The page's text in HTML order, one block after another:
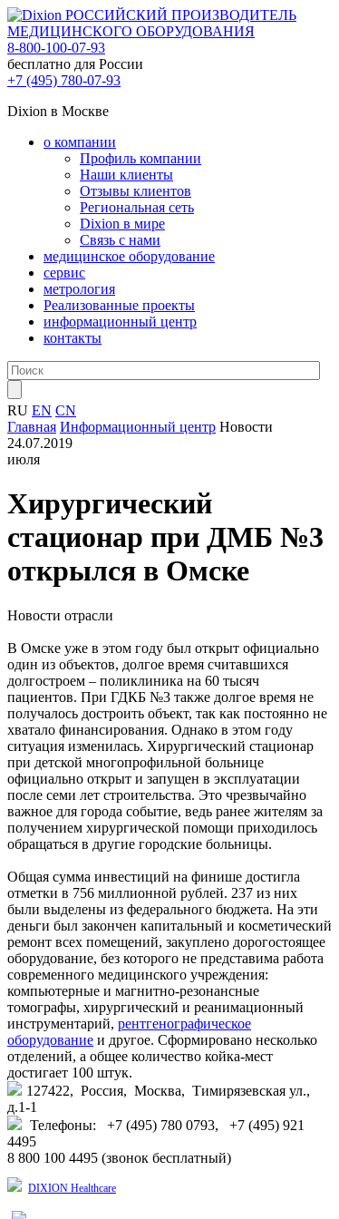
РОССИЙСКИЙ ПРОИЗВОДИТЕЛЬ
МЕДИЦИНСКОГО ОБОРУДОВАНИЯ
8-800-100-07-93
бесплатно для России
+7 (495) 780-07-93
Dixion в Москве
о компании
Профиль компании
Наши клиенты
Отзывы клиентов
Региональная сеть
Dixion в мире
Связь с нами
медицинское оборудование
сервис
метрология
Реализованные проекты
информационный центр
контакты
RU EN CN
Главная Информационный центр Новости
24.07.2019
июля
Хирургический
стационар при ДМБ №3
открылся в Омске
Новости отрасли
В Омске уже в этом году был открыт официально
один из объектов, долгое время считавшихся
долгостроем – поликлиника на 60 тысяч
пациентов. При ГДКБ №3 также долгое время не
получалось достроить объект, так как постоянно не
хватало финансирования. Однако в этом году
ситуация изменилась. Хирургический стационар
при детской многопрофильной больнице
официально открыт и запущен в эксплуатации
после семи лет строительства. Это чрезвычайно
важное для города событие, ведь ранее жителям за
получением хирургической помощи приходилось
обращаться в другие городские больницы.
Общая сумма инвестиций на финише достигла
отметки в 756 миллионной рублей. 237 из них
были выделены из федерального бюджета. На эти
деньги был закончен капитальный и косметический
ремонт всех помещений, закуплено дорогостоящее
оборудование, без которого не представима работа
современного медицинского учреждения:
компьютерные и магнитно-резонансные
томографы, хирургический и реанимационный
инструментарий, рентгенографическое
оборудование и другое. Сформировано несколько
отделений, а общее количество койка-мест
достигает 100 штук.
127422, Россия, Москва, Тимирязевская ул.,
д.1-1
Телефоны: +7 (495) 780 0793, +7 (495) 921
4495
8 800 100 4495 (звонок бесплатный)
DIXION Healthcare